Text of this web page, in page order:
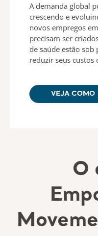
A demanda global
crescendo e
novos empregos
precisam ser
de saúde estão sob
reduzir seus custos
VEJA COMO
O